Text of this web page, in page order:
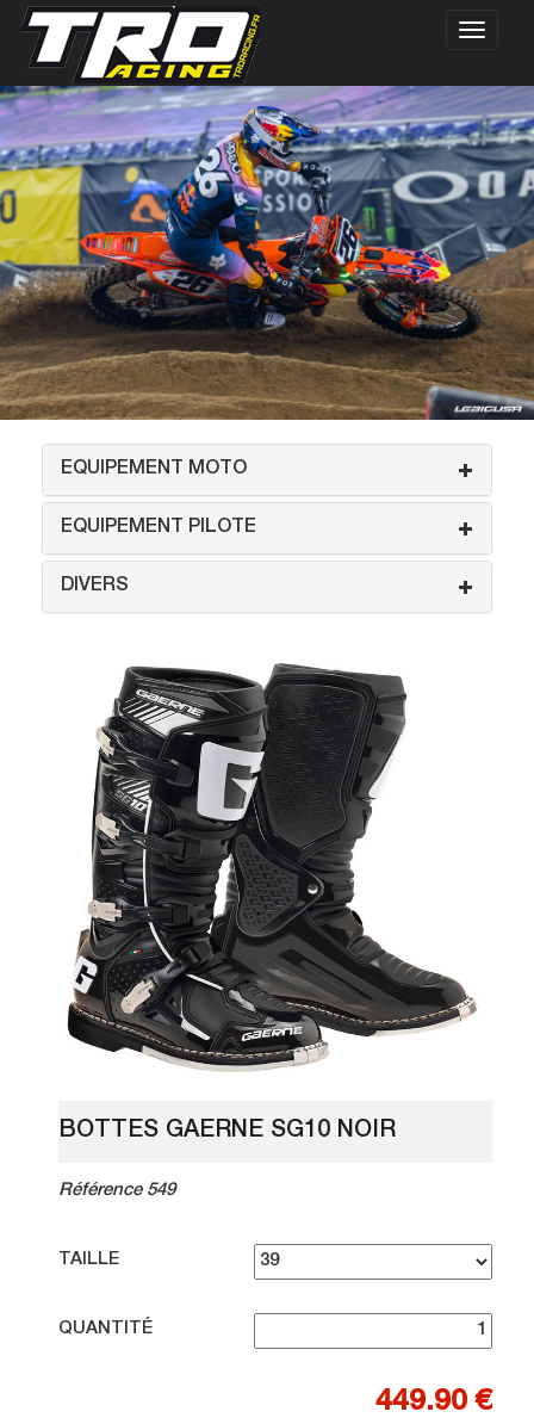
EQUIPEMENT MOTO
EQUIPEMENT PILOTE
DIVERS
BOTTES GAERNE SG10 NOIR
Référence 549
TAILLE
QUANTITÉ
449.90 €